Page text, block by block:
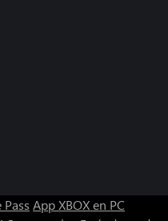
Pass App XBOX en PC